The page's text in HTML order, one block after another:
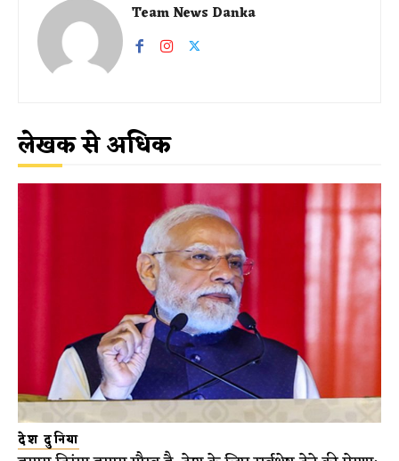
Team News Danka
लेखक से अधिक
देश दुनिया